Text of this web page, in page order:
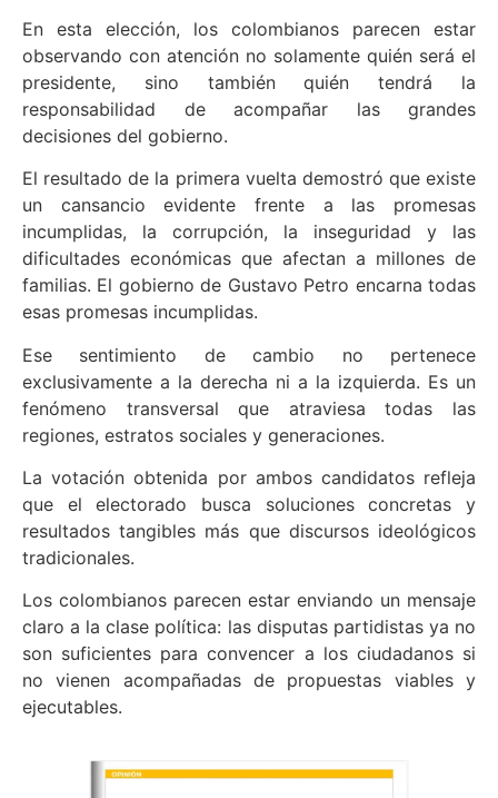
En esta elección, los colombianos parecen estar
observando con atención no solamente quién será el
presidente, sino también quién tendrá la
responsabilidad de acompañar las grandes
decisiones del gobierno.
El resultado de la primera vuelta demostró que existe
un cansancio evidente frente a las promesas
incumplidas, la corrupción, la inseguridad y las
dificultades económicas que afectan a millones de
familias. El gobierno de Gustavo Petro encarna todas
esas promesas incumplidas.
Ese sentimiento de cambio no pertenece
exclusivamente a la derecha ni a la izquierda. Es un
fenómeno transversal que atraviesa todas las
regiones, estratos sociales y generaciones.
La votación obtenida por ambos candidatos refleja
que el electorado busca soluciones concretas y
resultados tangibles más que discursos ideológicos
tradicionales.
Los colombianos parecen estar enviando un mensaje
claro a la clase política: las disputas partidistas ya no
son suficientes para convencer a los ciudadanos si
no vienen acompañadas de propuestas viables y
ejecutables.